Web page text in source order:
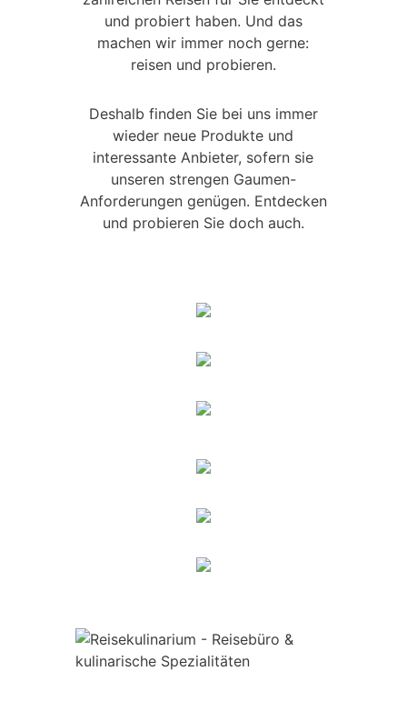
und probiert haben. Und das
machen wir immer noch gerne:
reisen und probieren.
Deshalb finden Sie bei uns immer
wieder neue Produkte und
interessante Anbieter, sofern sie
unseren strengen Gaumen-
Anforderungen genügen. Entdecken
und probieren Sie doch auch.